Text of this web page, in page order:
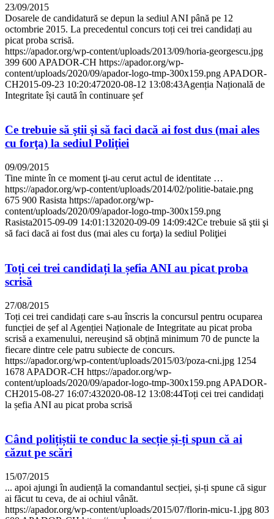
23/09/2015
Dosarele de candidatură se depun la sediul ANI până pe 12
octombrie 2015. La precedentul concurs toți cei trei candidați au
picat proba scrisă.
https://apador.org/wp-content/uploads/2013/09/horia-georgescu.jpg
399 600 APADOR-CH https://apador.org/wp-
content/uploads/2020/09/apador-logo-tmp-300x159.png APADOR-
CH2015-09-23 10:20:472020-08-12 13:08:43Agenția Națională de
Integritate își caută în continuare șef
Ce trebuie să ştii şi să faci dacă ai fost dus (mai ales
cu forţa) la sediul Poliţiei
09/09/2015
Tine minte în ce moment ţi-au cerut actul de identitate …
https://apador.org/wp-content/uploads/2014/02/politie-bataie.png
675 900 Rasista https://apador.org/wp-
content/uploads/2020/09/apador-logo-tmp-300x159.png
Rasista2015-09-09 14:01:132020-09-09 14:09:42Ce trebuie să ştii şi
să faci dacă ai fost dus (mai ales cu forţa) la sediul Poliţiei
Toți cei trei candidați la șefia ANI au picat proba
scrisă
27/08/2015
Toți cei trei candidați care s-au înscris la concursul pentru ocuparea
funcției de șef al Agenției Naționale de Integritate au picat proba
scrisă a examenului, nereușind să obțină minimum 70 de puncte la
fiecare dintre cele patru subiecte de concurs.
https://apador.org/wp-content/uploads/2015/03/poza-cni.jpg 1254
1678 APADOR-CH https://apador.org/wp-
content/uploads/2020/09/apador-logo-tmp-300x159.png APADOR-
CH2015-08-27 16:07:432020-08-12 13:08:44Toți cei trei candidați
la șefia ANI au picat proba scrisă
Când polițiștii te conduc la secție și-ți spun că ai
căzut pe scări
15/07/2015
... apoi ajungi în audiență la comandantul secției, și-ți spune că sigur
ai făcut tu ceva, de ai ochiul vânăt.
https://apador.org/wp-content/uploads/2015/07/florin-micu-1.jpg 803